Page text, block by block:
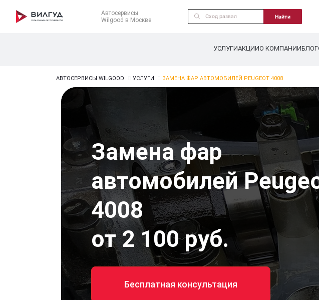
Автосервисы
Wilgood в Москве
Найти
УСЛУГИАКЦИИО КОМПАНИИБЛОГ
АВТОСЕРВИСЫ WILGOOD УСЛУГИ ЗАМЕНА ФАР АВТОМОБИЛЕЙ PEUGEOT 4008
Замена фар
автомобилей
4008
от 2 100 руб.
Бесплатная консультация